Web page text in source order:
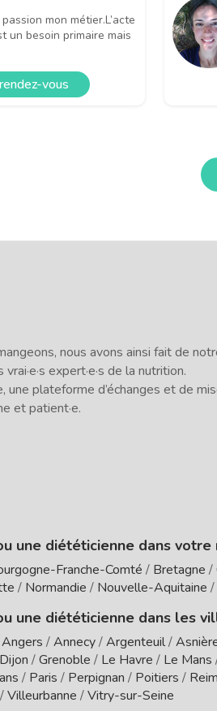
mon métier.L’acte
un besoin primaire mais
vous
nous avons ainsi fait de
expert·e·s de la nutrition.
une plateforme d’échanges et de
et patient·e.
une diététicienne dans votre
Franche-Comté / Bretagne /
/ Normandie / Nouvelle-Aquitaine /
une diététicienne dans les
Angers /Annecy/Argenteuil/
Dijon /Grenoble / Le Havre / Le Mans
/ Paris / Perpignan / Poitiers /
/Villeurbanne /Vitry-sur-Seine